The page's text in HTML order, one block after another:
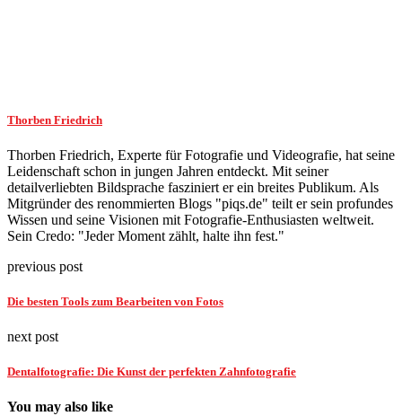
Thorben Friedrich
Thorben Friedrich, Experte für Fotografie und Videografie, hat seine
Leidenschaft schon in jungen Jahren entdeckt. Mit seiner
detailverliebten Bildsprache fasziniert er ein breites Publikum. Als
Mitgründer des renommierten Blogs "piqs.de" teilt er sein profundes
Wissen und seine Visionen mit Fotografie-Enthusiasten weltweit.
Sein Credo: "Jeder Moment zählt, halte ihn fest."
previous post
Die besten Tools zum Bearbeiten von Fotos
next post
Dentalfotografie: Die Kunst der perfekten Zahnfotografie
You may also like